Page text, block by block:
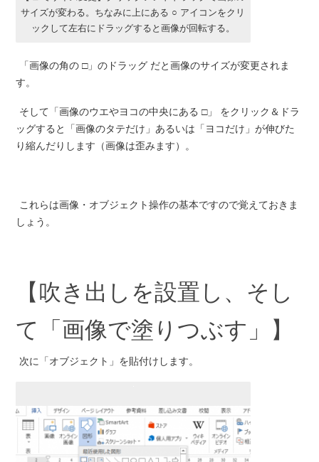
サイズが変わる。ちなみに上にある ○ アイコンをクリ
ックして左右にドラッグすると画像が回転する。
「画像の角の □」のドラッグ だと画像のサイズが変更されま
す。
そして「画像のウエやヨコの中央にある □」 をクリック＆ドラ
ッグすると「画像のタテだけ」あるいは「ヨコだけ」が伸びた
り縮んだりします（画像は歪みます）。
これらは画像・オブジェクト操作の基本ですので覚えておきま
しょう。
【吹き出しを設置し、そし
て「画像で塗りつぶす」】
次に「オブジェクト」を貼付けします。